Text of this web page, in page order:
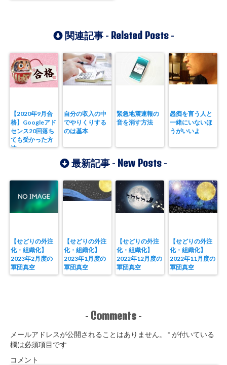
関連記事 - Related Posts-
【2020年9月合
格】Googleアド
センス20回落ち
ても受かった方
法
自分の収入の中
でやりくりする
のは基本
緊急地震速報の
音を消す方法
愚痴を言う人と
一緒にいないほ
うがいいよ
最新記事 - New Posts -
【せどりの外注
化・組織化】
2023年2月度の
軍団真空
【せどりの外注
化・組織化】
2023年1月度の
軍団真空
【せどりの外注
化・組織化】
2022年12月度の
軍団真空
【せどりの外注
化・組織化】
2022年11月度の
軍団真空
- Comments -
メールアドレスが公開されることはありません。 *が付いている
欄は必須項目です
コメント